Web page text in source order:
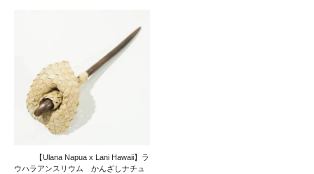
【Ulana Napua x Lani Hawaii】ラ
ウハラアンスリウム かんざしナチュ